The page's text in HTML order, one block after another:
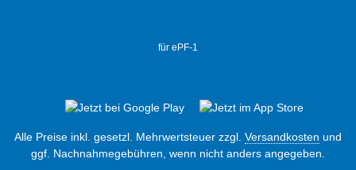
für ePF-1
Alle Preise inkl. gesetzl. Mehrwertsteuer zzgl. Versandkosten und
ggf. Nachnahmegebühren, wenn nicht anders angegeben.